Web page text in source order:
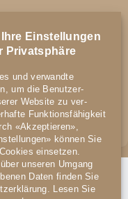
– Impressum
Einstellungen
Privatsphäre
und verwandte
um die Benutzer­
Website zu ver­
Funktions­fähig­keit
«Akzeptieren»,
können Sie
einsetzen.
unseren Umgang
Daten finden Sie
Lesen Sie